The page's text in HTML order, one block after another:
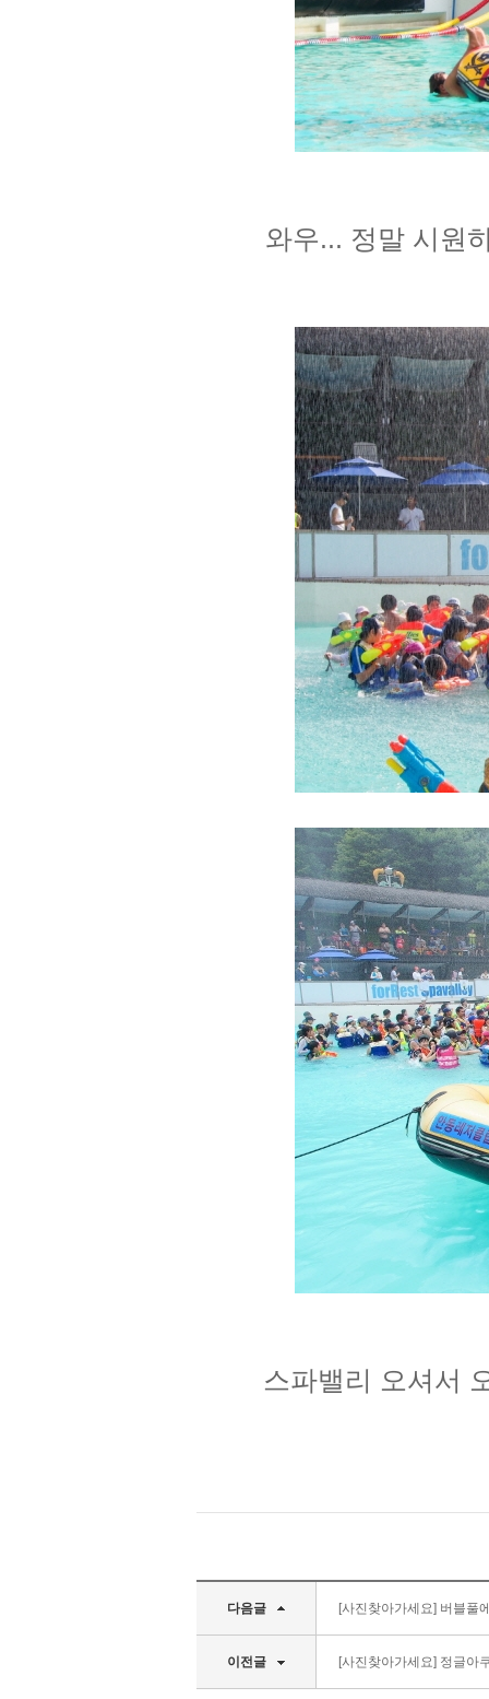
와우... 정말 시원
스파밸리 오셔서
다음글 [사진찾아가세요] 버블풀
이전글 [사진찾아가세요] 정글아